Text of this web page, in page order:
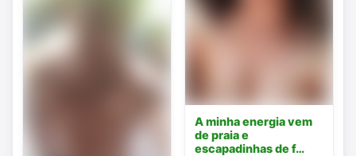
A minha energia vem
de praia e
escapadinhas de f…